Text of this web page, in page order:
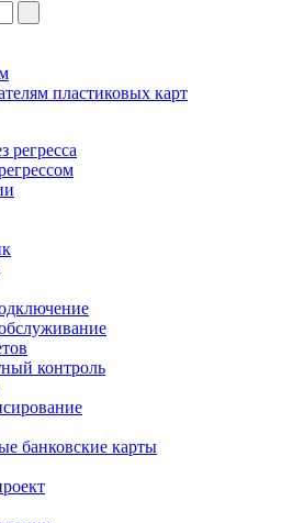
пластиковых карт
регресса
контроль
банковские карты